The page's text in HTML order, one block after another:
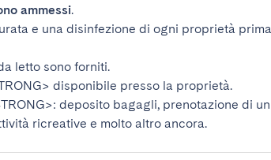
ammessi.
e una disinfezione di ogni proprietà
letto sono forniti.
disponibile presso la proprietà.
: deposito bagagli, prenotazione di
ricreative e molto altro ancora.